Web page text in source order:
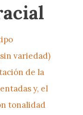
variedad)
de la
y, el
tonalidad